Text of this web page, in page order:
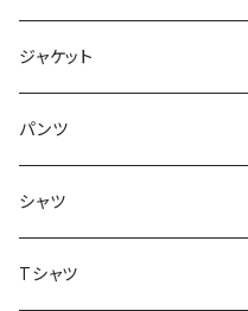
ボトムス
トップス
アウター
インナー
ボトムス
ジャケット
ジャケット
パンツ
シャツ
Tシャツ